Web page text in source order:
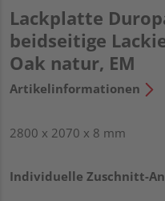
Lackplatte
beidseitige
Oak natur, EM
Artikelinformationen
2800 x 2070 x 8 mm
Individuelle Zuschnitt-